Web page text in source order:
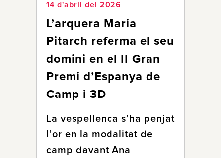
14 d'abril del 2026
L’arquera Maria
Pitarch referma el seu
domini en el II Gran
Premi d’Espanya de
Camp i 3D
La vespellenca s’ha penjat
l’or en la modalitat de
camp davant Ana